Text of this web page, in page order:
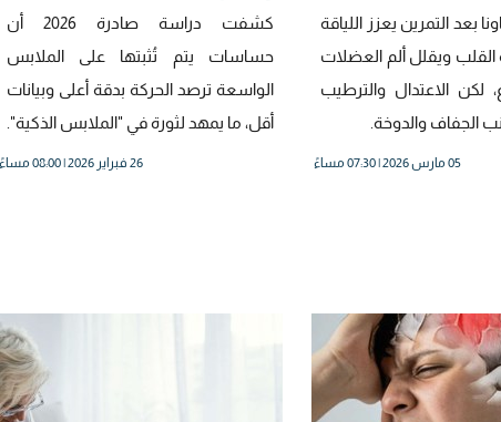
بعد التمرين يعزز اللياقة
القلب ويقلل ألم العضلات
لكن الاعتدال والترطيب
الجفاف والدوخة.
05 مارس 2026 | 07:30 مساءً
كشفت دراسة صادرة 2026 أن
حساسات يتم تُثبتها على الملابس
الواسعة ترصد الحركة بدقة أعلى وبيانات
أقل، ما يمهد لثورة في "الملابس الذكية".
26 فبراير 2026 | 08:00 مساءً